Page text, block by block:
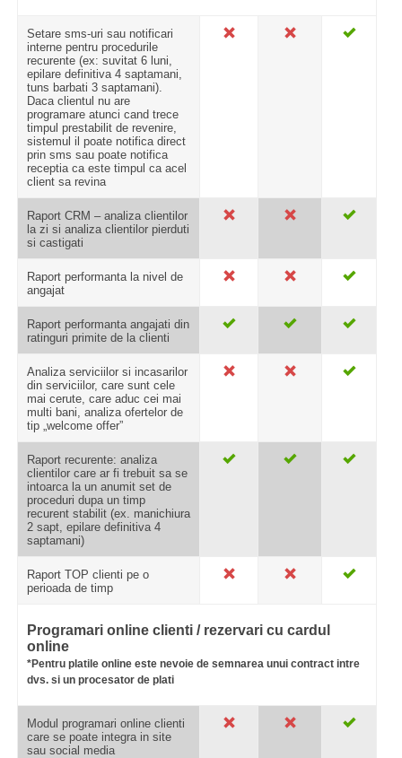
Setare sms-uri sau notificari
interne pentru procedurile
recurente (ex: suvitat 6 luni,
epilare definitiva 4 saptamani,
tuns barbati 3 saptamani).
Daca clientul nu are
programare atunci cand trece
timpul prestabilit de revenire,
sistemul il poate notifica direct
prin sms sau poate notifica
receptia ca este timpul ca acel
client sa revina
Raport CRM – analiza clientilor
la zi si analiza clientilor pierduti
si castigati
Raport performanta la nivel de
angajat
Raport performanta angajati din
ratinguri primite de la clienti
Analiza serviciilor si incasarilor
din serviciilor, care sunt cele
mai cerute, care aduc cei mai
multi bani, analiza ofertelor de
tip „welcome offer”
Raport recurente: analiza
clientilor care ar fi trebuit sa se
intoarca la un anumit set de
proceduri dupa un timp
recurent stabilit (ex. manichiura
2 sapt, epilare definitiva 4
saptamani)
Raport TOP clienti pe o
perioada de timp
Programari online clienti / rezervari cu cardul
online
*Pentru platile online este nevoie de semnarea unui contract intre
dvs. si un procesator de plati
Modul programari online clienti
care se poate integra in site
sau social media